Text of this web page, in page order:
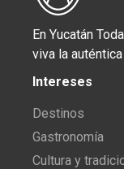
En Yucatán
viva la
Intereses
Destinos
Gastronomía
Cultura y